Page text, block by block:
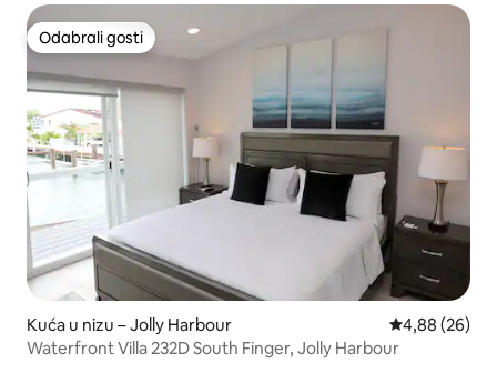
Odabrali gosti
Odabrali gosti
Kuća u nizu – Jolly Harbour Prosječna
4,88 (26)
Waterfront Villa 232D South Finger, Jolly Harbour